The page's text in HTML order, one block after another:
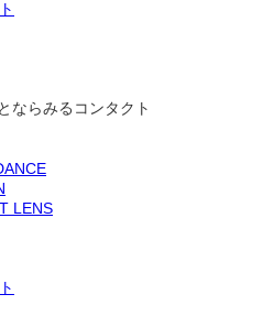
ならみるコンタクト
LENS